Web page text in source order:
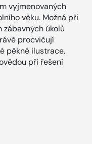
vyjmenovaných
věku. Možná při
úkolů
procvičují
pěkné ilustrace,
při řešení